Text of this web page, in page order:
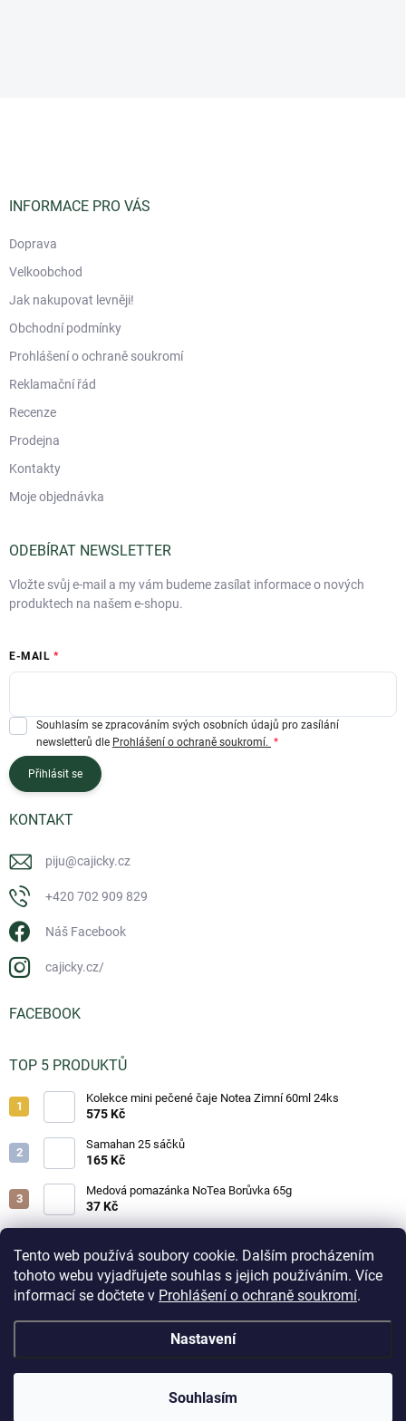
Tento web používá soubory cookie. Dalším procházením
tohoto webu vyjadřujete souhlas s jejich používáním. Více
informací se dočtete v Prohlášení o ochraně soukromí.
Nastavení
Souhlasím
do 3 pracovních dnů. Doručení do odběrných boxů volte
kapacity boxů. Při zaplnění odběrného místa může být
přepravcem zásilka přesměrována na nejbližší volné
INFORMACE PRO VÁS
Doprava
Velkoobchod
Jak nakupovat levněji!
Obchodní podmínky
Prohlášení o ochraně soukromí
Reklamační řád
Recenze
Prodejna
Kontakty
Moje objednávka
ODEBÍRAT NEWSLETTER
Vložte svůj e-mail a my vám budeme zasílat informace o nových
produktech na našem e-shopu.
E-MAIL
Souhlasím se zpracováním svých osobních údajů pro zasílání
newsletterů dle Prohlášení o ochraně soukromí.
Přihlásit se
KONTAKT
piju@cajicky.cz
+420 702 909 829
Náš Facebook
cajicky.cz/
FACEBOOK
TOP 5 PRODUKTŮ
Kolekce mini pečené čaje Notea Zimní 60ml 24ks
575 Kč
Samahan 25 sáčků
165 Kč
Medová pomazánka NoTea Borůvka 65g
37 Kč
37 Kč
Medová pomazánka NoTea Brusinka 65g
37 Kč
Copyright 2026Čajíčky.cz - lahodné čaje a horké nápoje. Všechna práva
Upravit nastavení cookies